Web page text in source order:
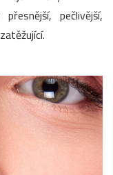
pečlivější,